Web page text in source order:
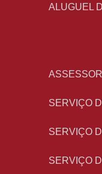
SERVIÇO
SERVIÇO
SERVIÇO